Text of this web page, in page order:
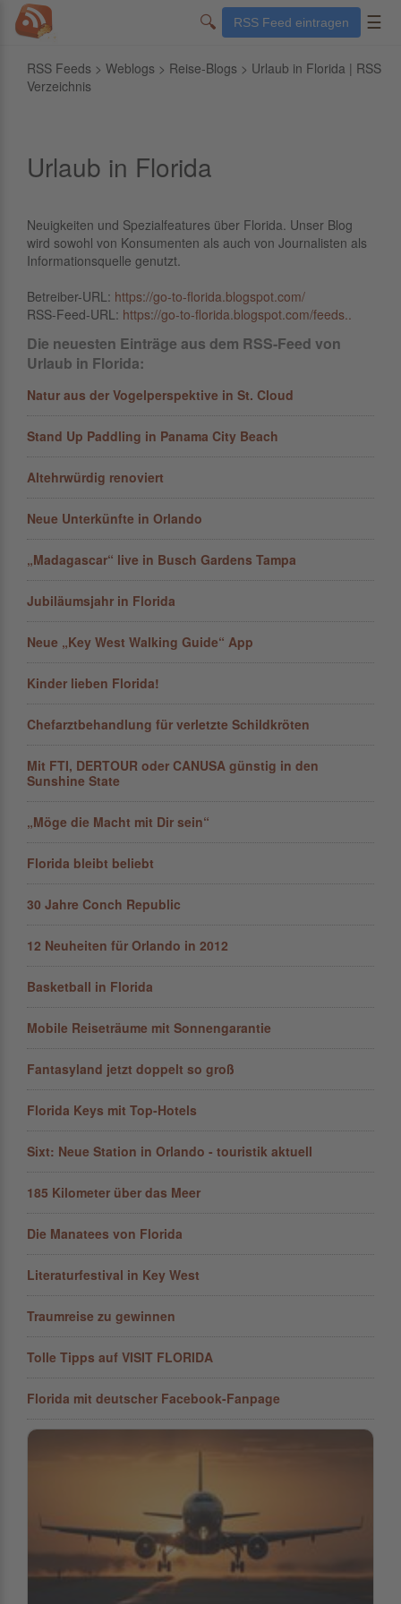
🔍 RSS Feed eintragen ☰
RSS Feeds > Weblogs > Reise-Blogs > Urlaub in Florida | RSS
Verzeichnis
Urlaub in Florida
Neuigkeiten und Spezialfeatures über Florida. Unser Blog
wird sowohl von Konsumenten als auch von Journalisten als
Informationsquelle genutzt.
Betreiber-URL: https://go-to-florida.blogspot.com/
RSS-Feed-URL: https://go-to-florida.blogspot.com/feeds..
Die neuesten Einträge aus dem RSS-Feed von
Urlaub in Florida:
Natur aus der Vogelperspektive in St. Cloud
Stand Up Paddling in Panama City Beach
Altehrwürdig renoviert
Neue Unterkünfte in Orlando
„Madagascar“ live in Busch Gardens Tampa
Jubiläumsjahr in Florida
Neue „Key West Walking Guide“ App
Kinder lieben Florida!
Chefarztbehandlung für verletzte Schildkröten
Mit FTI, DERTOUR oder CANUSA günstig in den
Sunshine State
„Möge die Macht mit Dir sein“
Florida bleibt beliebt
30 Jahre Conch Republic
12 Neuheiten für Orlando in 2012
Basketball in Florida
Mobile Reiseträume mit Sonnengarantie
Fantasyland jetzt doppelt so groß
Florida Keys mit Top-Hotels
Sixt: Neue Station in Orlando - touristik aktuell
185 Kilometer über das Meer
Die Manatees von Florida
Literaturfestival in Key West
Traumreise zu gewinnen
Tolle Tipps auf VISIT FLORIDA
Florida mit deutscher Facebook-Fanpage